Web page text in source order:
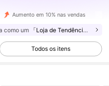
Aumento em 10% nas vendas
como um 「Loja de Tendências」
Todos os itens